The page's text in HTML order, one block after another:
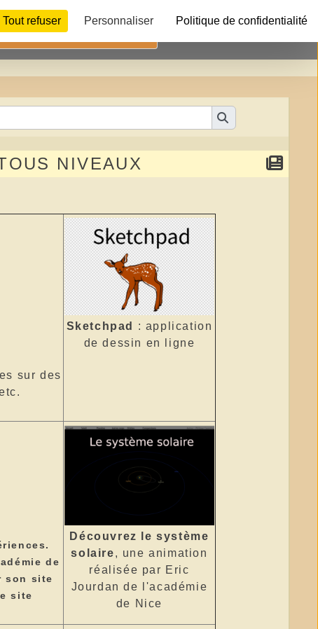
Télécharger
NIVEAUX
sur des
Sketchpad
: application
de dessin en ligne
de
son site
site
Découvrez le système
solaire, une animation
réalisée par Eric
Jourdan de l'académie
de Nice
Tout refuser Personnaliser Politique de confidentialité